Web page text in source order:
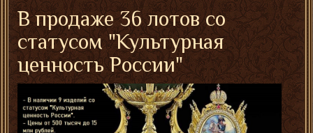
В продаже 36 лотов со
статусом "Культурная
ценность России"